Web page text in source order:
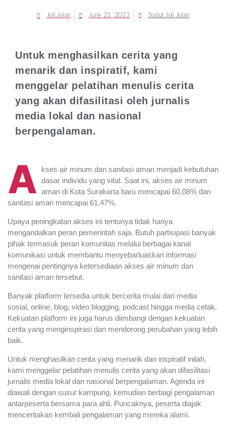
Joli Jolan June 21, 2023 Sudut Joli Jolan
Untuk menghasilkan cerita yang
menarik dan inspiratif, kami
menggelar pelatihan menulis cerita
yang akan difasilitasi oleh jurnalis
media lokal dan nasional
berpengalaman.
A
kses air minum dan sanitasi aman menjadi kebutuhan
dasar individu yang vital. Saat ini, akses air minum
aman di Kota Surakarta baru mencapai 60,08% dan
sanitasi aman mencapai 61,47%.
Upaya peningkatan akses ini tentunya tidak hanya
mengandalkan peran pemerintah saja. Butuh partisipasi banyak
pihak termasuk peran komunitas melalui berbagai kanal
komunikasi untuk membantu menyebarluaskan informasi
mengenai pentingnya ketersediaan akses air minum dan
sanitasi aman tersebut.
Banyak platform tersedia untuk bercerita mulai dari media
sosial, online, blog, video blogging, podcast hingga media cetak.
Kekuatan platform ini juga harus diimbangi dengan kekuatan
cerita yang menginspirasi dan mendorong perubahan yang lebih
baik.
Untuk menghasilkan cerita yang menarik dan inspiratif inilah,
kami menggelar pelatihan menulis cerita yang akan difasilitasi
jurnalis media lokal dan nasional berpengalaman. Agenda ini
diawali dengan susur kampung, kemudian berbagi pengalaman
antarpeserta bersama para ahli. Puncaknya, peserta diajak
menceritakan kembali pengalaman yang mereka alami.